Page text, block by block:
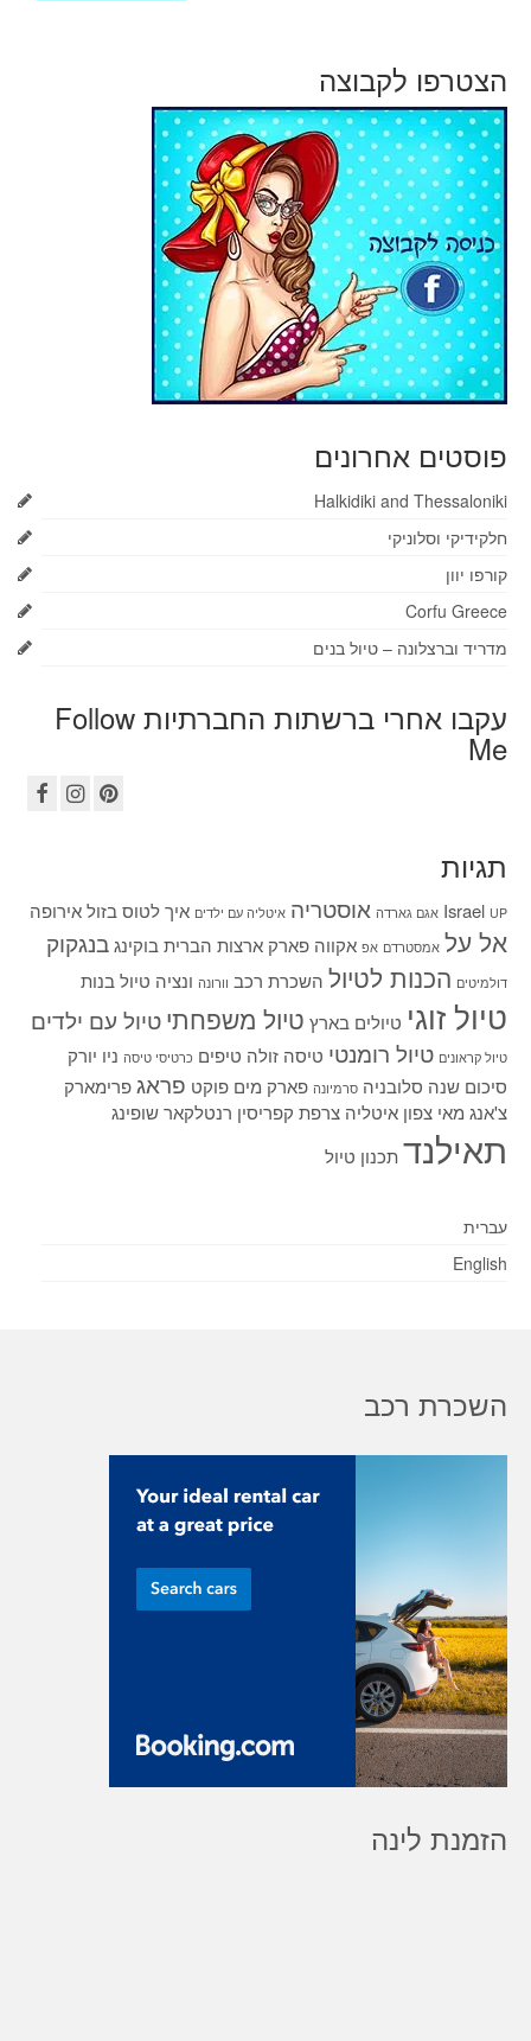
הצטרפו לקבוצה
פוסטים אחרונים
Halkidiki and Thessaloniki
חלקידיקי וסלוניקי
קורפו יוון
Corfu Greece
מדריד וברצלונה – טיול בנים
עקבו אחרי ברשתות החברתיות Follow
Me
תגיות
Israel UP אגם גארדה אוסטריה איטליה עם ילדים איך לטוס בזולאירופה
אל על אמסטרדם אפ אקווה פארק ארצות הברית בוקינגבנגקוק
דולמיטים הכנות לטיול השכרת רכב וורונה ונציה טיול בנות
טיול זוגי טיולים בארץ טיול משפחתיטיול עם ילדים
טיול קראונים טיול רומנטי טיסה זולה טיפים כרטיסי טיסה ניו יורק
סיכום שנה סלובניה סרמיונה פארק מים פוקט פראג פרימארק
צ'אנג מאי צפון איטליה צרפת קפריסין רנטלקארשופינג
תאילנדתכנון טיול
עברית
English
השכרת רכב
הזמנת לינה